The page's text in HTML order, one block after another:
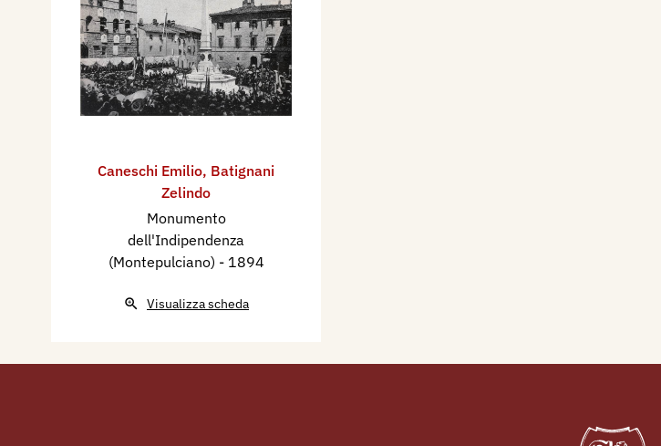
Caneschi Emilio, Batignani
Zelindo
Monumento
dell'Indipendenza
(Montepulciano) - 1894
Visualizza scheda